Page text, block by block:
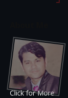
Click for More